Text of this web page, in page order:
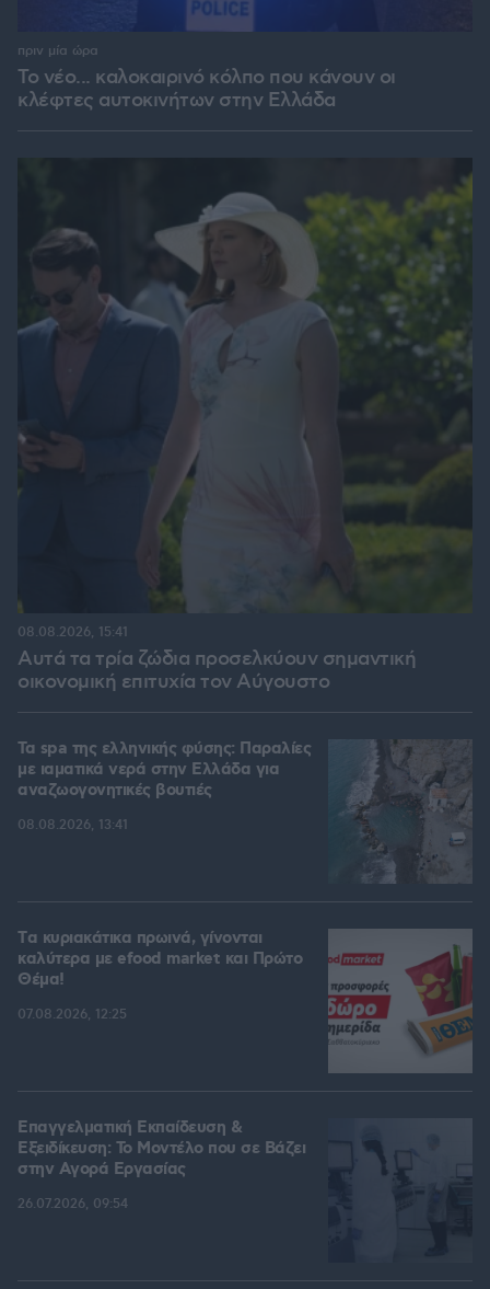
Το νέο... καλοκαιρινό κόλπο που κάνουν οι
κλέφτες αυτοκινήτων στην Ελλάδα
πριν μία ώρα
Αυτά τα τρία ζώδια προσελκύουν σημαντική
οικονομική επιτυχία τον Αύγουστο
08.08.2026, 15:41
Τα spa της ελληνικής φύσης: Παραλίες
με ιαματικά νερά στην Ελλάδα για
αναζωογονητικές βουτιές
08.08.2026, 13:41
Tα κυριακάτικα πρωινά, γίνονται
καλύτερα με efood market και Πρώτο
Θέμα!
07.08.2026, 12:25
Επαγγελματική Εκπαίδευση &
Εξειδίκευση: Το Mοντέλο που σε Bάζει
στην Aγορά Eργασίας
26.07.2026, 09:54